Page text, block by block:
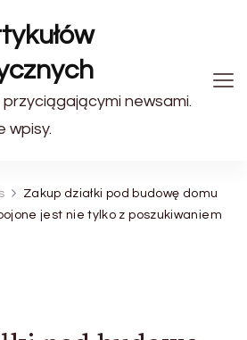
newsami.
wpisy.
Zakup działki pod budowę domu
jest nie tylko z poszukiwaniem